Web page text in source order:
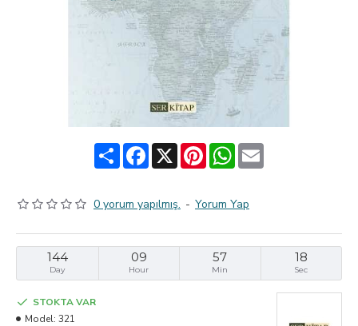
ShareFacebook
X PinterestWhatsApp
Email
0 yorum yapılmış. - Yorum Yap
144
Day
09
Hour
57
Min
17
Sec
STOKTA VAR
Model: 321